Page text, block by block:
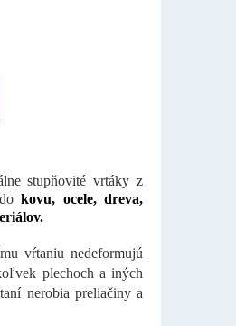
stupňovité vrtáky z
dokovu, ocele, dreva,
vŕtaniu nedeformujú
plechoch a iných
nerobia preliačiny a